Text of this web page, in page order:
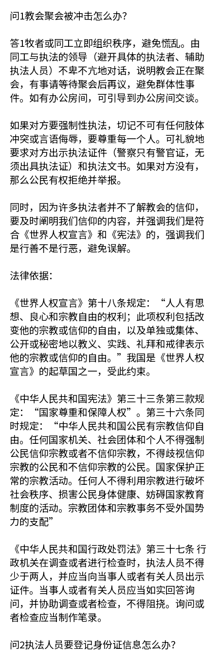
问1教会聚会被冲击怎么办？
答1牧者或同工立即组织秩序，避免慌乱。由
同工与执法的领导（避开具体的执法者、辅助
执法人员）不卑不亢地对话，说明教会正在聚
会，有事请等待聚会后再议，避免群体性事
件。如有办公房间，可引导到办公房间交谈。
如果对方要强制性执法，切记不可有任何肢体
冲突或言语侮辱，要尊重每一个人。可礼貌地
要求对方出示执法证件（警察只有警官证，无
须出具执法证）和执法文书。如果对方没有，
那么公民有权拒绝并举报。
同时，因为许多执法者并不了解教会的信仰，
要及时阐明我们信仰的内容，并强调我们是符
合《世界人权宣言》和《宪法》的，强调我们
是行善不是行恶，避免误解。
法律依据：
《世界人权宣言》第十八条规定：“人人有思
想、良心和宗教自由的权利；此项权利包括改
变他的宗教或信仰的自由，以及单独或集体、
公开或秘密地以教义、实践、礼拜和戒律表示
他的宗教或信仰的自由。”我国是《世界人权
宣言》的起草国之一，受此约束。
《中华人民共和国宪法》第三十三条第三款规
定：“国家尊重和保障人权”。第三十六条同
时规定：“中华人民共和国公民有宗教信仰自
由。任何国家机关、社会团体和个人不得强制
公民信仰宗教或者不信仰宗教，不得歧视信仰
宗教的公民和不信仰宗教的公民。国家保护正
常的宗教活动。任何人不得利用宗教进行破坏
社会秩序、损害公民身体健康、妨碍国家教育
制度的活动。宗教团体和宗教事务不受外国势
力的支配”
《中华人民共和国行政处罚法》第三十七条 行
政机关在调查或者进行检查时，执法人员不得
少于两人，并应当向当事人或者有关人员出示
证件。当事人或者有关人员应当如实回答询
问，并协助调查或者检查，不得阻挠。询问或
者检查应当制作笔录。
问2执法人员要登记身份证信息怎么办？